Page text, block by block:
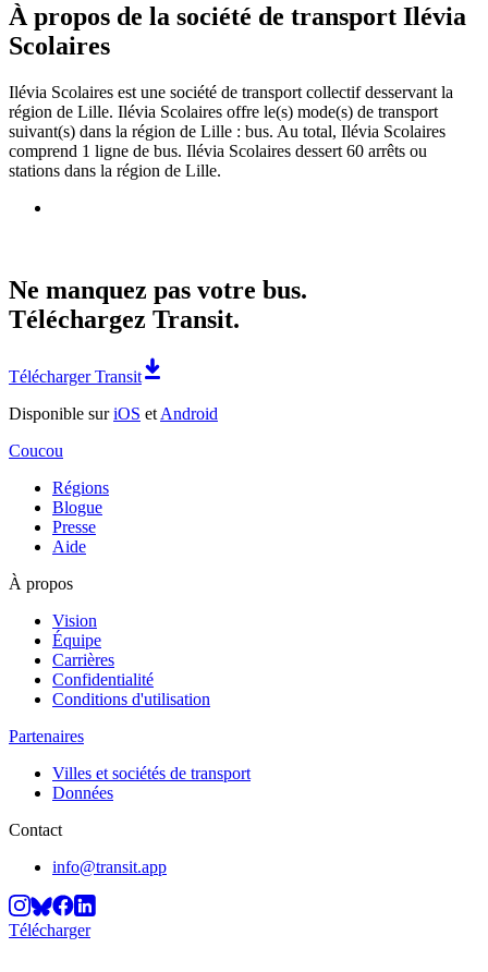
À propos de la société de transport Ilévia
Scolaires
Ilévia Scolaires est une société de transport collectif desservant la
région de Lille. Ilévia Scolaires offre le(s) mode(s) de transport
suivant(s) dans la région de Lille : bus. Au total, Ilévia Scolaires
comprend 1 ligne de bus. Ilévia Scolaires dessert 60 arrêts ou
stations dans la région de Lille.
Ne manquez pas votre bus.
Téléchargez Transit.
Télécharger Transit
Disponible suriOS et Android
Coucou
Régions
Blogue
Presse
Aide
À propos
Vision
Équipe
Carrières
Confidentialité
Conditions d'utilisation
Partenaires
Villes et sociétés de transport
Données
Contact
info@transit.app
Télécharger